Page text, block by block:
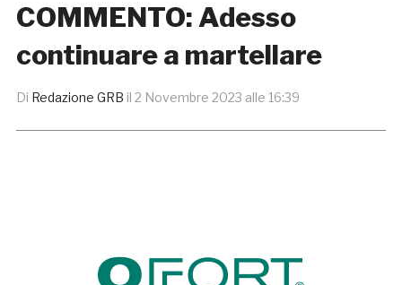
COMMENTO: Adesso
continuare a martellare
Di Redazione GRB il 2 Novembre 2023 alle 16:39